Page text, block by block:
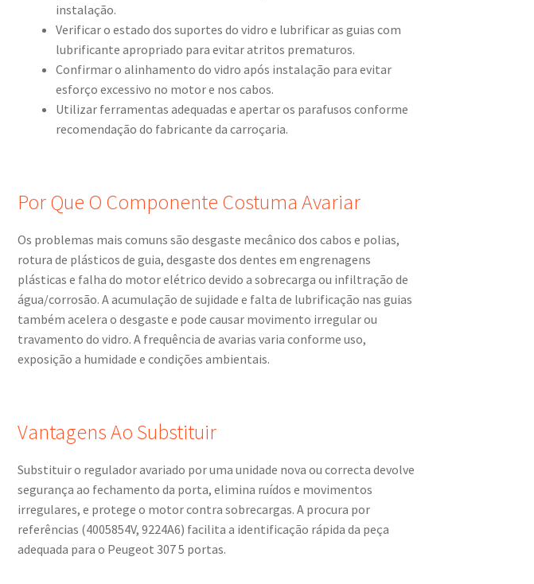
instalação.
Verificar o estado dos suportes do vidro e lubrificar as guias com
lubrificante apropriado para evitar atritos prematuros.
Confirmar o alinhamento do vidro após instalação para evitar
esforço excessivo no motor e nos cabos.
Utilizar ferramentas adequadas e apertar os parafusos conforme
recomendação do fabricante da carroçaria.
Por Que O Componente Costuma Avariar
Os problemas mais comuns são desgaste mecânico dos cabos e polias,
rotura de plásticos de guia, desgaste dos dentes em engrenagens
plásticas e falha do motor elétrico devido a sobrecarga ou infiltração de
água/corrosão. A acumulação de sujidade e falta de lubrificação nas guias
também acelera o desgaste e pode causar movimento irregular ou
travamento do vidro. A frequência de avarias varia conforme uso,
exposição a humidade e condições ambientais.
Vantagens Ao Substituir
Substituir o regulador avariado por uma unidade nova ou correcta devolve
segurança ao fechamento da porta, elimina ruídos e movimentos
irregulares, e protege o motor contra sobrecargas. A procura por
referências (4005854V, 9224A6) facilita a identificação rápida da peça
adequada para o Peugeot 307 5 portas.